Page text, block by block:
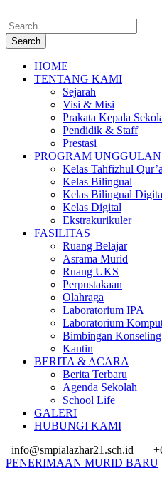
HOME
TENTANG KAMI
Sejarah
Visi & Misi
Prakata Kepala
Pendidik & Staff
Prestasi
PROGRAM UNGGULAN
Kelas Tahfizhul
Kelas Bilingual
Kelas Bilingual
Kelas Digital
Ekstrakurikuler
FASILITAS
Ruang Belajar
Asrama Murid
Ruang UKS
Perpustakaan
Olahraga
Laboratorium IPA
Laboratorium
Bimbingan Konseling
Kantin
BERITA & ACARA
Berita Terbaru
Agenda Sekolah
School Life
GALERI
HUBUNGI KAMI
info@smpialazhar21.sch.id
PENERIMAAN MURID BARU